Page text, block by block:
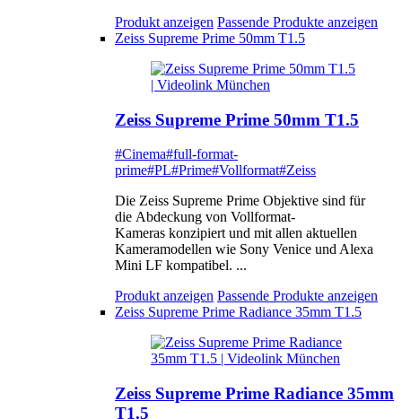
Produkt anzeigen Passende Produkte anzeigen
Zeiss Supreme Prime 50mm T1.5
Zeiss Supreme Prime 50mm T1.5
#Cinema#full-format-
prime#PL#Prime#Vollformat#Zeiss
Die Zeiss Supreme Prime Objektive sind für
die Abdeckung von Vollformat-
Kameras konzipiert und mit allen aktuellen
Kameramodellen wie Sony Venice und Alexa
Mini LF kompatibel. ...
Produkt anzeigen Passende Produkte anzeigen
Zeiss Supreme Prime Radiance 35mm T1.5
Zeiss Supreme Prime Radiance 35mm
T1.5